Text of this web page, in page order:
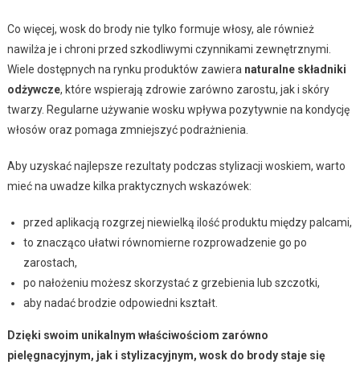
Co więcej, wosk do brody nie tylko formuje włosy, ale również
nawilża je i chroni przed szkodliwymi czynnikami zewnętrznymi.
Wiele dostępnych na rynku produktów zawiera naturalne składniki
odżywcze, które wspierają zdrowie zarówno zarostu, jak i skóry
twarzy. Regularne używanie wosku wpływa pozytywnie na kondycję
włosów oraz pomaga zmniejszyć podrażnienia.
Aby uzyskać najlepsze rezultaty podczas stylizacji woskiem, warto
mieć na uwadze kilka praktycznych wskazówek:
przed aplikacją rozgrzej niewielką ilość produktu między palcami,
to znacząco ułatwi równomierne rozprowadzenie go po
zarostach,
po nałożeniu możesz skorzystać z grzebienia lub szczotki,
aby nadać brodzie odpowiedni kształt.
Dzięki swoim unikalnym właściwościom zarówno
pielęgnacyjnym, jak i stylizacyjnym, wosk do brody staje się